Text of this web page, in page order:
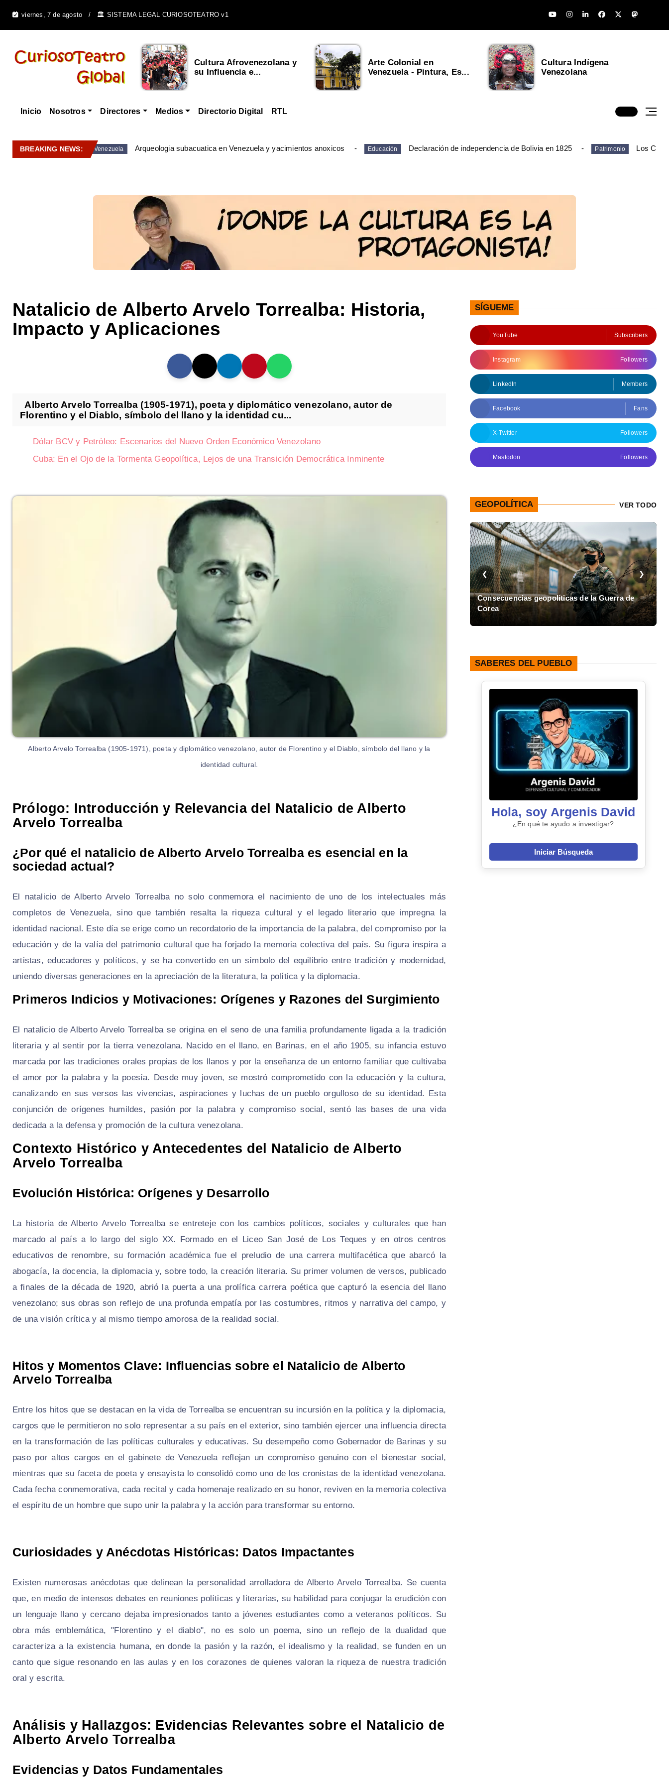
viernes, 7 de agosto 🏛️ SISTEMA LEGAL CURIOSOTEATRO v1
Cultura Afrovenezolana y
su Influencia e...
Arte Colonial en
Venezuela - Pintura, Es...
Cultura Indígena
Venezolana
Inicio Nosotros Directores Medios Directorio Digital RTL
BREAKING NEWS: Venezuela Arqueologia subacuatica en Venezuela y yacimientos anoxicos Educación Declaración de independencia de Bolivia en 1825 Patrimonio Los
Natalicio de Alberto Arvelo Torrealba: Historia,
Impacto y Aplicaciones
Alberto Arvelo Torrealba (1905-1971), poeta y diplomático venezolano, autor de
Florentino y el Diablo, símbolo del llano y la identidad cu...
Dólar BCV y Petróleo: Escenarios del Nuevo Orden Económico Venezolano
Cuba: En el Ojo de la Tormenta Geopolítica, Lejos de una Transición Democrática Inminente
Alberto Arvelo Torrealba (1905-1971), poeta y diplomático venezolano, autor de Florentino y el Diablo, símbolo del llano y la
identidad cultural.
Prólogo: Introducción y Relevancia del Natalicio de Alberto
Arvelo Torrealba
¿Por qué el natalicio de Alberto Arvelo Torrealba es esencial en la
sociedad actual?
El natalicio de Alberto Arvelo Torrealba no solo conmemora el nacimiento de uno de los intelectuales más
completos de Venezuela, sino que también resalta la riqueza cultural y el legado literario que impregna la
identidad nacional. Este día se erige como un recordatorio de la importancia de la palabra, del compromiso por la
educación y de la valía del patrimonio cultural que ha forjado la memoria colectiva del país. Su figura inspira a
artistas, educadores y políticos, y se ha convertido en un símbolo del equilibrio entre tradición y modernidad,
uniendo diversas generaciones en la apreciación de la literatura, la política y la diplomacia.
Primeros Indicios y Motivaciones: Orígenes y Razones del Surgimiento
El natalicio de Alberto Arvelo Torrealba se origina en el seno de una familia profundamente ligada a la tradición
literaria y al sentir por la tierra venezolana. Nacido en el llano, en Barinas, en el año 1905, su infancia estuvo
marcada por las tradiciones orales propias de los llanos y por la enseñanza de un entorno familiar que cultivaba
el amor por la palabra y la poesía. Desde muy joven, se mostró comprometido con la educación y la cultura,
canalizando en sus versos las vivencias, aspiraciones y luchas de un pueblo orgulloso de su identidad. Esta
conjunción de orígenes humildes, pasión por la palabra y compromiso social, sentó las bases de una vida
dedicada a la defensa y promoción de la cultura venezolana.
Contexto Histórico y Antecedentes del Natalicio de Alberto
Arvelo Torrealba
Evolución Histórica: Orígenes y Desarrollo
La historia de Alberto Arvelo Torrealba se entreteje con los cambios políticos, sociales y culturales que han
marcado al país a lo largo del siglo XX. Formado en el Liceo San José de Los Teques y en otros centros
educativos de renombre, su formación académica fue el preludio de una carrera multifacética que abarcó la
abogacía, la docencia, la diplomacia y, sobre todo, la creación literaria. Su primer volumen de versos, publicado
a finales de la década de 1920, abrió la puerta a una prolífica carrera poética que capturó la esencia del llano
venezolano; sus obras son reflejo de una profunda empatía por las costumbres, ritmos y narrativa del campo, y
de una visión crítica y al mismo tiempo amorosa de la realidad social.
Hitos y Momentos Clave: Influencias sobre el Natalicio de Alberto
Arvelo Torrealba
Entre los hitos que se destacan en la vida de Torrealba se encuentran su incursión en la política y la diplomacia,
cargos que le permitieron no solo representar a su país en el exterior, sino también ejercer una influencia directa
en la transformación de las políticas culturales y educativas. Su desempeño como Gobernador de Barinas y su
paso por altos cargos en el gabinete de Venezuela reflejan un compromiso genuino con el bienestar social,
mientras que su faceta de poeta y ensayista lo consolidó como uno de los cronistas de la identidad venezolana.
Cada fecha conmemorativa, cada recital y cada homenaje realizado en su honor, reviven en la memoria colectiva
el espíritu de un hombre que supo unir la palabra y la acción para transformar su entorno.
Curiosidades y Anécdotas Históricas: Datos Impactantes
Existen numerosas anécdotas que delinean la personalidad arrolladora de Alberto Arvelo Torrealba. Se cuenta
que, en medio de intensos debates en reuniones políticas y literarias, su habilidad para conjugar la erudición con
un lenguaje llano y cercano dejaba impresionados tanto a jóvenes estudiantes como a veteranos políticos. Su
obra más emblemática, "Florentino y el diablo", no es solo un poema, sino un reflejo de la dualidad que
caracteriza a la existencia humana, en donde la pasión y la razón, el idealismo y la realidad, se funden en un
canto que sigue resonando en las aulas y en los corazones de quienes valoran la riqueza de nuestra tradición
oral y escrita.
Análisis y Hallazgos: Evidencias Relevantes sobre el Natalicio de
Alberto Arvelo Torrealba
Evidencias y Datos Fundamentales
SÍGUEME
YouTube Subscribers
Instagram Followers
LinkedIn Members
Facebook Fans
X-Twitter Followers
Mastodon Followers
GEOPOLÍTICA VER TODO
❮
Consecuencias geopolíticas de la Guerra de
Corea
❯
SABERES DEL PUEBLO
Hola, soy Argenis David
¿En qué te ayudo a investigar?
Iniciar Búsqueda